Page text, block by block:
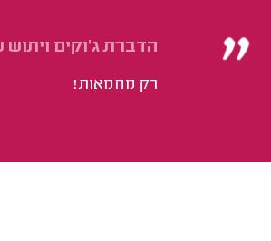
הדברת ג'וקים ויתוש
רק מחמאות!